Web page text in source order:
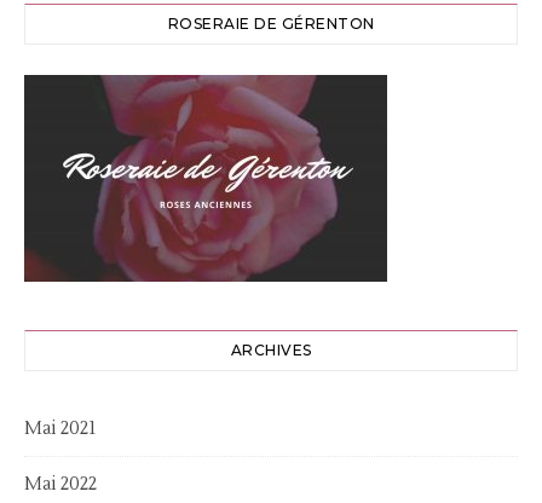
ROSERAIE DE GÉRENTON
ARCHIVES
Mai 2021
Mai 2022